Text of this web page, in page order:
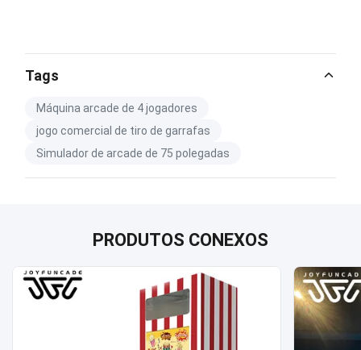
Tags
Máquina arcade de 4 jogadores
jogo comercial de tiro de garrafas
Simulador de arcade de 75 polegadas
PRODUTOS CONEXOS